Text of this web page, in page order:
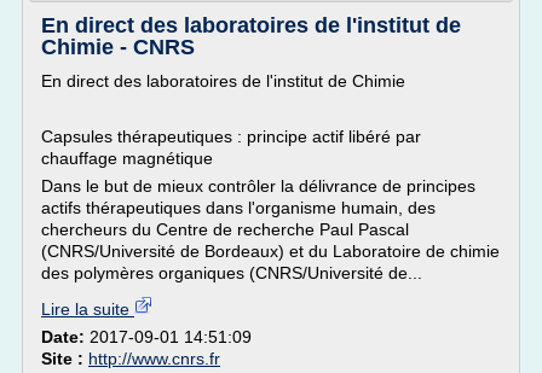
En direct des laboratoires de l'institut de
Chimie - CNRS
En direct des laboratoires de l'institut de Chimie
Capsules thérapeutiques : principe actif libéré par
chauffage magnétique
Dans le but de mieux contrôler la délivrance de principes
actifs thérapeutiques dans l'organisme humain, des
chercheurs du Centre de recherche Paul Pascal
(CNRS/Université de Bordeaux) et du Laboratoire de chimie
des polymères organiques (CNRS/Université de...
Lire la suite
Date: 2017-09-01 14:51:09
Site : http://www.cnrs.fr